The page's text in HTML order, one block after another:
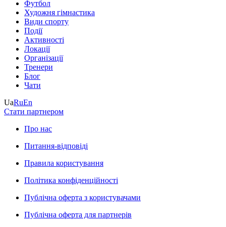
Футбол
Художня гімнастика
Види спорту
Події
Активності
Локації
Організації
Тренери
Блог
Чати
UaRuEn
Стати партнером
Про нас
Питання-відповіді
Правила користування
Політика конфіденційності
Публічна оферта з користувачами
Публічна оферта для партнерів